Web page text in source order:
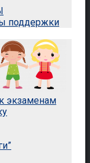
поддержки
экзаменам